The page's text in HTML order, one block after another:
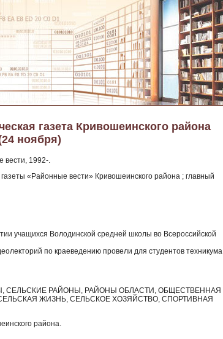
газета Кривошеинского района
ноября)
вести, 1992-.
«Районные вести» Кривошеинского района ; главный
учащихся Володинской средней школы во Всероссийской
по краеведению провели для студентов техникума
СЕЛЬСКИЕ РАЙОНЫ, РАЙОНЫ ОБЛАСТИ, ОБЩЕСТВЕННАЯ
ЖИЗНЬ, СЕЛЬСКОЕ ХОЗЯЙСТВО, СПОРТИВНАЯ
района.